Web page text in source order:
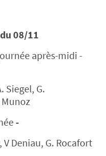
08/11
après-midi -
Siegel, G.
-
Deniau, G. Rocafort